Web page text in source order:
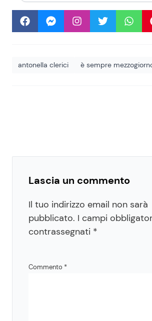
antonella clerici è sempre
Lascia un commento
Il tuo indirizzo email non sarà
pubblicato. I campi
contrassegnati *
Commento *